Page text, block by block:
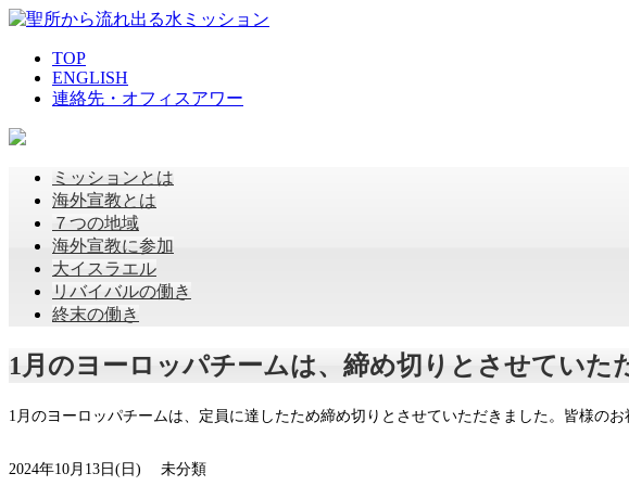
TOP
ENGLISH
連絡先・オフィスアワー
ミッションとは
海外宣教とは
７つの地域
海外宣教に参加
大イスラエル
リバイバルの働き
終末の働き
1月のヨーロッパチームは、締め切りとさせていた
1月のヨーロッパチームは、定員に達したため締め切りとさせていただきました。皆様のお
2024年10月13日(日) 未分類